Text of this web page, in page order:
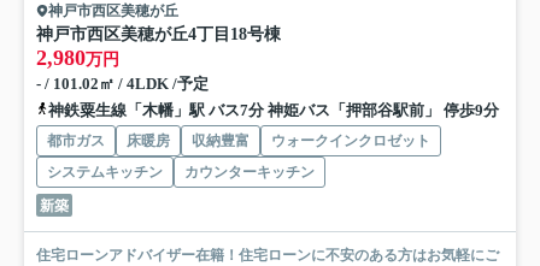
神戸市西区美穂が丘
神戸市西区美穂が丘4丁目 18号棟
2,980万円
- / 101.02㎡ / 4LDK /予定
神鉄粟生線「木幡」駅 バス7分 神姫バス「押部谷駅前」 停歩9分
都市ガス 床暖房 収納豊富
ウォークインクロゼット
システムキッチン
カウンターキッチン
新築
住宅ローンアドバイザー在籍！住宅ローンに不安のある方はお気軽にご